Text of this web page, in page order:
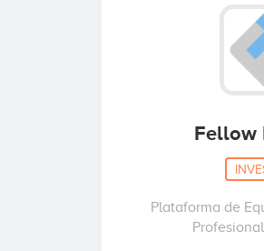
Fellow
Plataforma de